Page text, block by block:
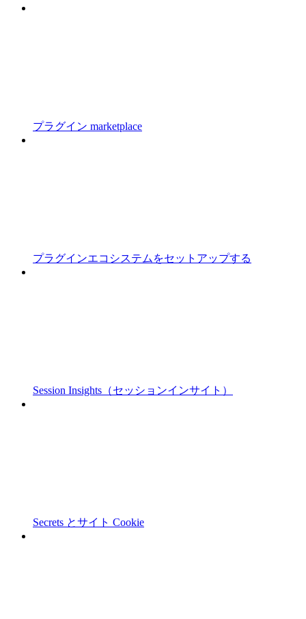
プラグイン marketplace
プラグインエコシステムをセットアップする
Session Insights（セッションインサイト）
Secrets とサイト Cookie